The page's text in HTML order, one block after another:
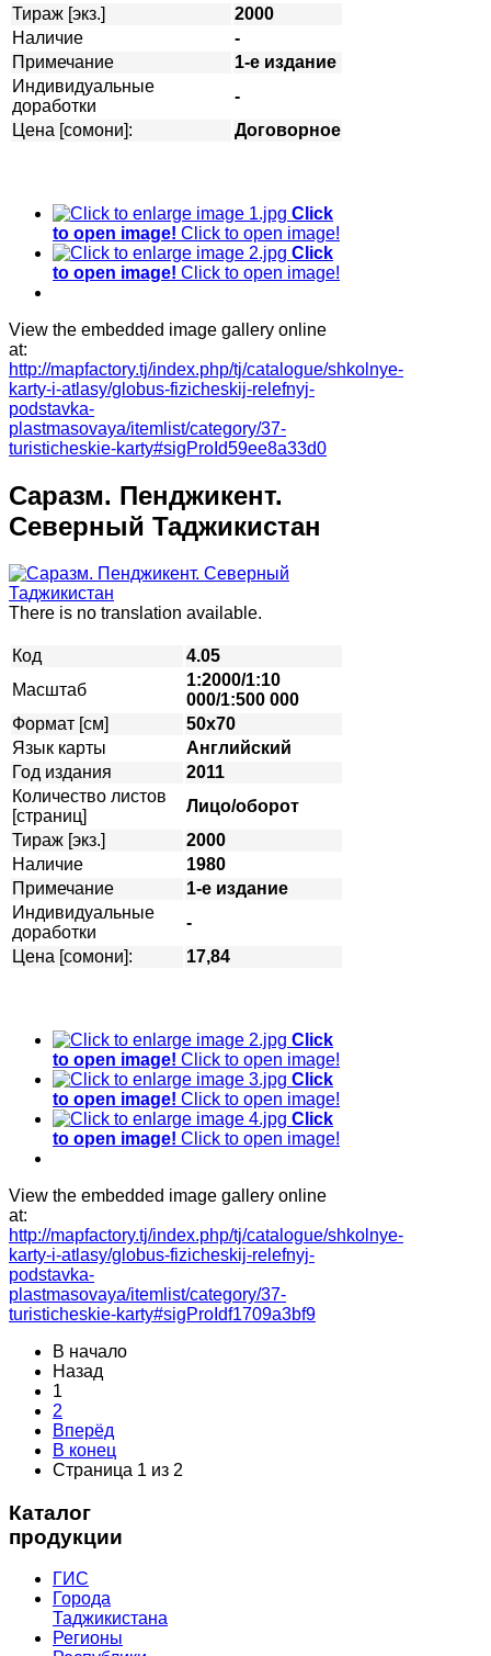
Тираж [экз.]
2000
Наличие
-
Примечание
1-е издание
Индивидуальные
доработки
-
Цена [сомони]:
Договорное
Click
to open image! Click to open image!
Click
to open image! Click to open image!
View the embedded image gallery online
at:
http://mapfactory.tj/index.php/tj/catalogue/shkolnye-
karty-i-atlasy/globus-fizicheskij-relefnyj-
podstavka-
plastmasovaya/itemlist/category/37-
turisticheskie-karty#sigProId59ee8a33d0
Саразм. Пенджикент.
Северный Таджикистан
There is no translation available.
Код
4.05
Масштаб
1:2000/1:10
000/1:500 000
Формат [см]
50х70
Язык карты
Английский
Год издания
2011
Количество листов
[страниц]
Лицо/оборот
Тираж [экз.]
2000
Наличие
1980
Примечание
1-е издание
Индивидуальные
доработки
-
Цена [сомони]:
17,84
Click
to open image! Click to open image!
Click
to open image! Click to open image!
Click
to open image! Click to open image!
View the embedded image gallery online
at:
http://mapfactory.tj/index.php/tj/catalogue/shkolnye-
karty-i-atlasy/globus-fizicheskij-relefnyj-
podstavka-
plastmasovaya/itemlist/category/37-
turisticheskie-karty#sigProIdf1709a3bf9
В начало
Назад
1
2
Вперёд
В конец
Страница 1 из 2
Каталог
продукции
ГИС
Города
Таджикистана
Регионы